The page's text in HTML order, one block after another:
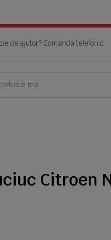
de ajutor? Comanda telefonic :
Citroen